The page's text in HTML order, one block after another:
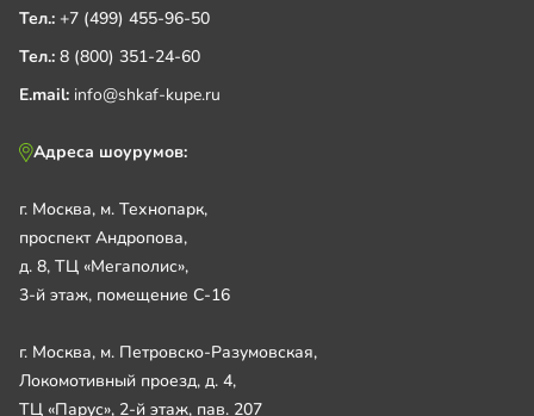
Тел.: +7 (499) 455-96-50
Тел.: 8 (800) 351-24-60
E.mail: info@shkaf-kupe.ru
Адреса шоурумов:
г. Москва, м. Технопарк,
проспект Андропова,
д. 8, ТЦ «Мегаполис»,
3-й этаж, помещение С-16
г. Москва, м. Петровско-Разумовская,
Локомотивный проезд, д. 4,
ТЦ «Парус», 2-й этаж, пав. 207